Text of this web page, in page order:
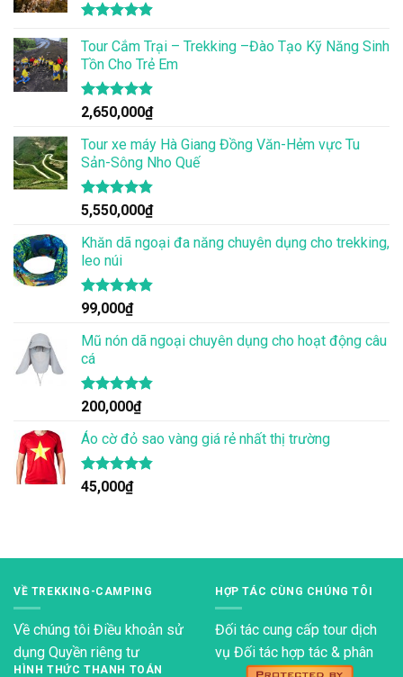
hạng4.86
5 sao
Tour Cắm Trại – Trekking –Đào Tạo Kỹ Năng Sinh
Tồn Cho Trẻ Em
Được xếp
hạng 4.86
5 sao
2,650,000₫
Tour xe máy Hà Giang Đồng Văn-Hẻm vực Tu
Sản-Sông Nho Quế
Được xếp
hạng 4.83
5 sao
5,550,000₫
Khăn dã ngoại đa năng chuyên dụng cho trekking,
leo núi
Được xếp
hạng
4.83
5 sao
99,000₫
Mũ nón dã ngoại chuyên dụng cho hoạt động câu
cá
Được xếp
hạng
4.83
5 sao
200,000₫
Áo cờ đỏ sao vàng giá rẻ nhất thị trường
Được xếp
hạng
4.80
45,000₫
VỀ TREKKING-CAMPING
Về chúng tôi Điều khoản sử
dụng Quyền riêng tư
HÌNH THỨC THANH TOÁN
HỢP TÁC CÙNG CHÚNG TÔI
Đối tác cung cấp tour dịch
vụ Đối tác hợp tác & phân